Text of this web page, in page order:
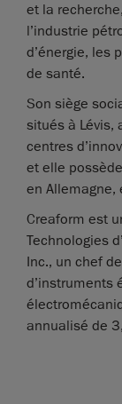
et la
l’industrie
d’énergie, les
de santé.
Son siège
situés à Lévis,
centres
et elle
en Allemagne,
Creaform est
Technologies
Inc., un chef
d’instruments
annualisé de